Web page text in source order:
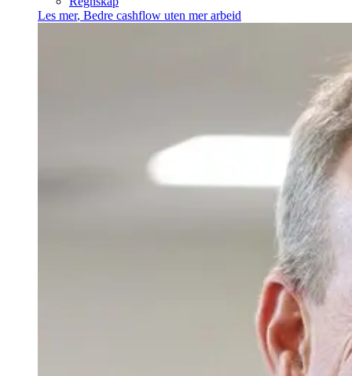
Les mer, Bedre cashflow uten mer arbeid